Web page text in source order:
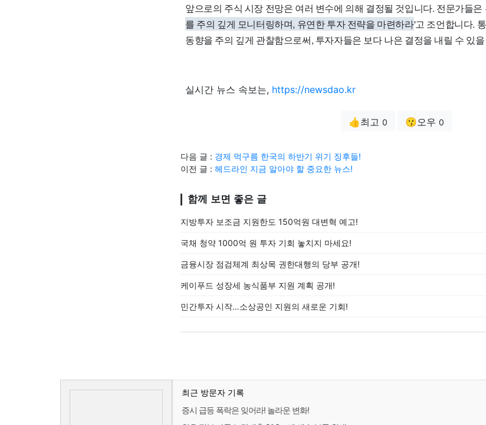
앞으로의 주식 시장 전망은 여러 변수에 의해 결정될 것입니다. 전문가들
를 주의 깊게 모니터링하며, 유연한 투자 전략을 마련하라'고 조언합니다.
동향을 주의 깊게 관찰함으로써, 투자자들은 보다 나은 결정을 내릴 수 있
실시간 뉴스 속보는, https://newsdao.kr
👍최고 0 😗오우 0
다음 글 : 경제 먹구름 한국의 하반기 위기 징후들!
이전 글 : 헤드라인 지금 알아야 할 중요한 뉴스!
함께 보면 좋은 글
지방투자 보조금 지원한도 150억원 대변혁 예고!
국채 청약 1000억 원 투자 기회 놓치지 마세요!
금융시장 점검체계 최상목 권한대행의 당부 공개!
케이푸드 성장세 농식품부 지원 계획 공개!
민간투자 시작…소상공인 지원의 새로운 기회!
최근 방문자 기록
증시 급등 폭락은 잊어라! 놀라운 변화!